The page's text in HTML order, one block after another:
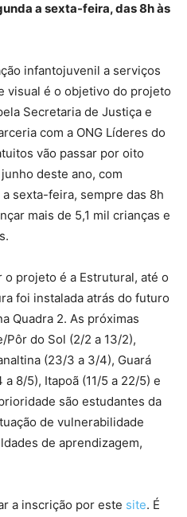
a sexta-feira, das 8h às
infantojuvenil a serviços
visual é o objetivo do projeto
Secretaria de Justiça e
com a ONG Líderes do
vão passar por oito
deste ano, com
sexta-feira, sempre das 8h
mais de 5,1 mil crianças e
projeto é a Estrutural, até o
foi instalada atrás do futuro
Quadra 2. As próximas
Pôr do Sol (2/2 a 13/2),
(23/3 a 3/4), Guará
8/5), Itapoã (11/5 a 22/5) e
são estudantes da
de vulnerabilidade
de aprendizagem,
a inscrição por este site. É